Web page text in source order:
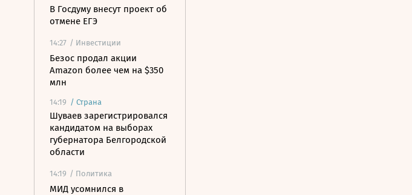
В Госдуму внесут проект об
отмене ЕГЭ
14:27 / Инвестиции
Безос продал акции
Amazon более чем на $350
млн
14:19 / Страна
Шуваев зарегистрировался
кандидатом на выборах
губернатора Белгородской
области
14:19 / Политика
МИД усомнился в